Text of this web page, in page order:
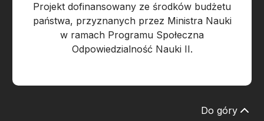
Projekt dofinansowany ze środków budżetu
państwa, przyznanych przez Ministra Nauki
w ramach Programu Społeczna
Odpowiedzialność Nauki II.
Do góry